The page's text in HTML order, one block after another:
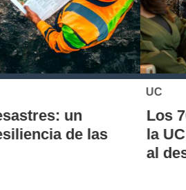
Los 70 años de la
la UC: Conoce su
al desarrollo científico